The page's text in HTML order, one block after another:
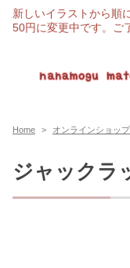
新しいイラストから順
50円に変更中です。ご
Home オンラインショップ
ジャックラ